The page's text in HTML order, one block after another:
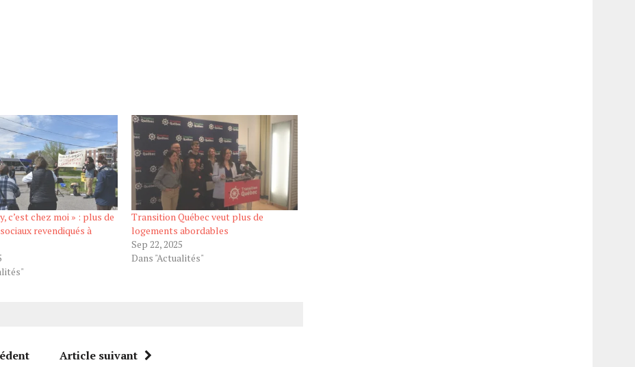
c’est chez moi » : plus de
revendiqués à
Transition Québec veut plus de
logements abordables
Sep 22, 2025
Dans "Actualités"
Article suivant